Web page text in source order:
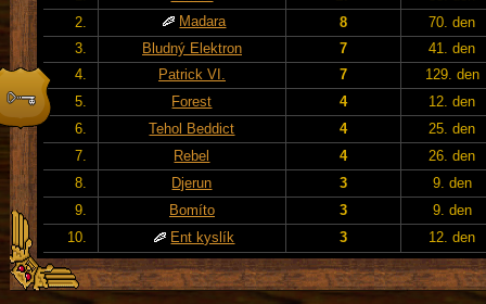
2.
Madara 8
70. den
3.
Bludný Elektron 7
41. den
4.
Patrick VI. 7
129. den
5.
Forest 4
12. den
6.
Tehol Beddict 4
25. den
7.
Rebel 4
26. den
8.
Djerun 3
9. den
9.
Bomíto 3
9. den
10.
Ent kyslík 3 12. den